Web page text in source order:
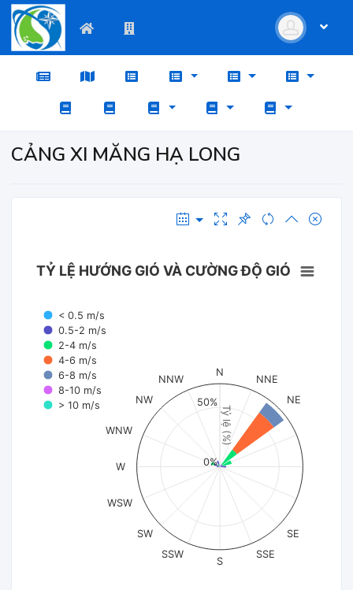
CẢNG XI MĂNG HẠ LONG
Tỷ lệ (%)
TỶ LỆ HƯỚNG GIÓ VÀ CƯỜNG ĐỘ GIÓ
< 0.5 m/s
0.5-2 m/s
2-4 m/s
4-6 m/s
6-8 m/s
8-10 m/s
> 10 m/s
N
NNE
NE
SE
SSE
S
SSW
SW
WSW
W
WNW
NW
NNW
0%
50%